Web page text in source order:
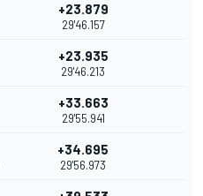
+23.879
29'46.157
+23.935
29'46.213
+33.663
29'55.941
+34.695
29'56.973